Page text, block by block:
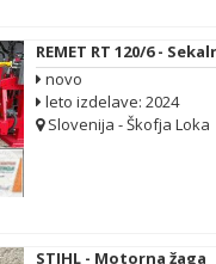
REMET RT 120/6 -
novo
leto izdelave: 2024
Slovenija - Škofja Loka
STIHL - Motorna žaga